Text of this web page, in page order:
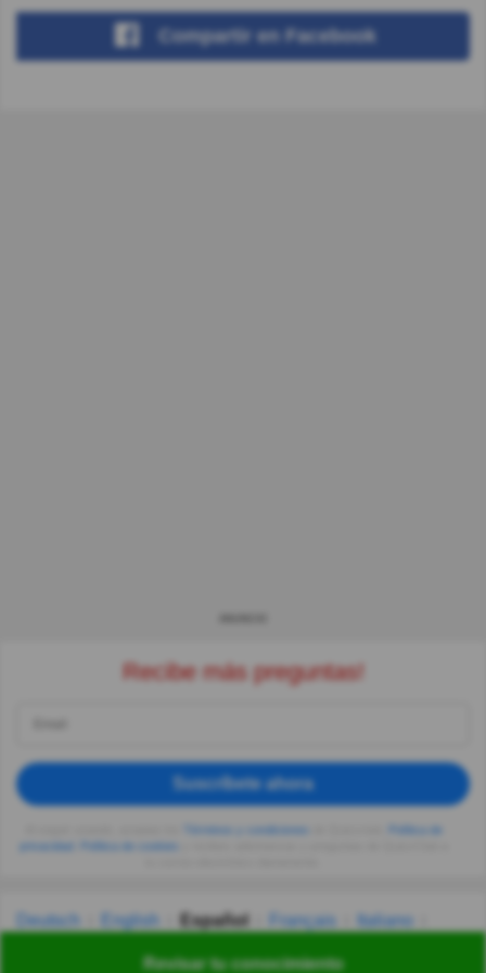
Revisar tu conocimiento
Compartir en Facebook
Recibe más preguntas!
Suscríbete ahora
privacidad
Deutsch English Español Français
Italiano
Українська हिन्दी 한국어 汉语